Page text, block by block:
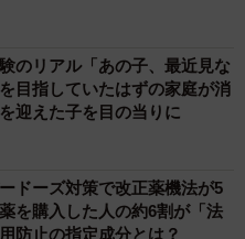
のリアル「あの子、最近見な
目指していたはずの家庭が消
迎えた子を目の当りに
ドーズ対策で改正薬機法が5
を購入した人の約6割が「法
防止の指定成分とは？